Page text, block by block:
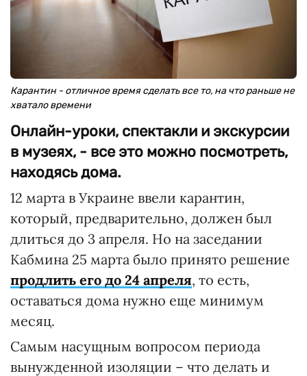
Карантин - отличное время сделать все то, на что раньше не
хватало времени
Онлайн-уроки, спектакли и экскурсии
в музеях, - все это можно посмотреть,
находясь дома.
12 марта в Украине ввели карантин,
который, предварительно, должен был
длиться до 3 апреля. Но на заседании
Кабмина 25 марта было принято решение
продлить его до 24 апреля, то есть,
оставаться дома нужно еще минимум
месяц.
Самым насущным вопросом периода
вынужденной изоляции – что делать и